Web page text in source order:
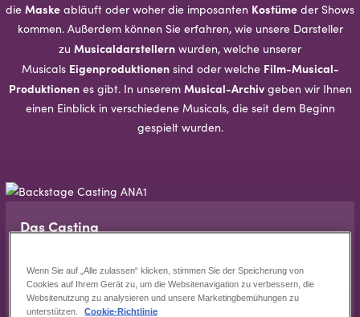
die Maske abläuft oder woher die imposanten Kostüme der Shows
kommen. Außerdem können Sie erfahren, wie unsere Darsteller
zu Musicaldarstellern wurden, welche unserer
Musicals Eigenproduktionensind oder welche Film-Musical-
Produktionenes gibt. In unserem Musical-Archivgeben wir Ihnen
einen Einblick in verschiedene Musicals, die seit dem Beginn
gespielt wurden.
Das Cas­ting
die perfekte Besetzung einer Produktion geht.
Das Cas­ting
Wenn Sie auf „Alle zulassen“ klicken, stimmen Sie der Speicherung von
Cookies auf Ihrem Gerät zu, um die Websitenavigation zu verbessern, die
Websitenutzung zu analysieren und unsere Marketingbemühungen zu
unterstützen.
Cookie-Richtlinie